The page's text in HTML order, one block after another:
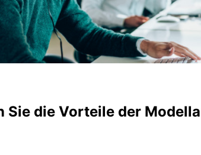
Sie die Vorteile der